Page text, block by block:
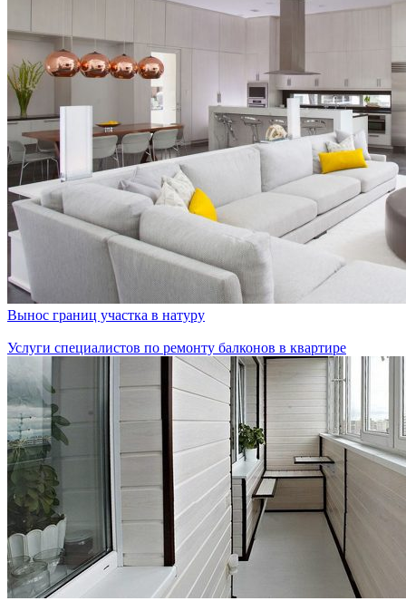
Вынос границ участка в натуру
Услуги специалистов по ремонту балконов в квартире